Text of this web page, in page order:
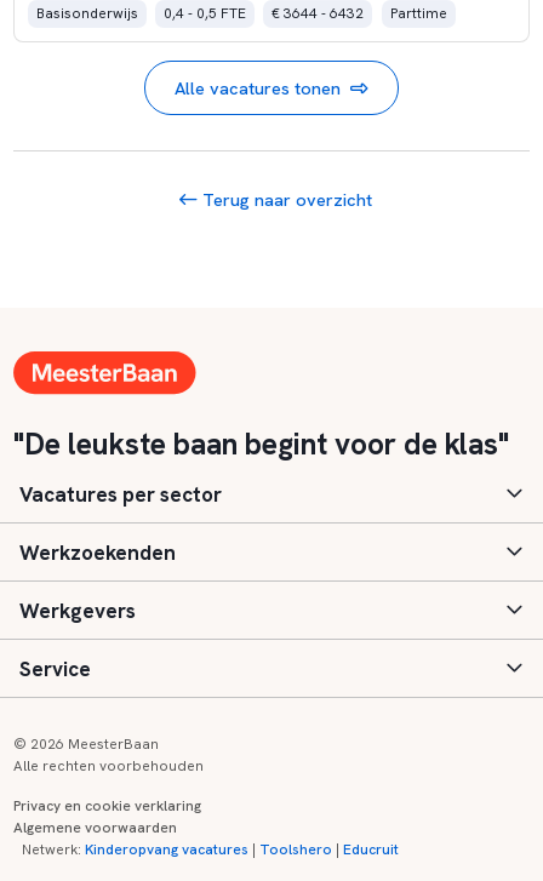
Basisonderwijs 0,4 - 0,5 FTE € 3644 - 6432 Parttime
Alle vacatures tonen
Terug naar overzicht
"De leukste baan begint voor de klas"
Vacatures per sector
Basisonderwijs
Speciaal (basis) onderwijs
Voortgezet onderwijs
Kinderopvang
Werkzoekenden
Aanmelden
Vacatures
Zij-instroom informatie
Werkgevers
Inloggen
Registreren
Service
Onderwijs links
© 2026 MeesterBaan
Alle rechten voorbehouden
Privacy en cookie verklaring
Algemene voorwaarden
Netwerk:Kinderopvang vacatures | Toolshero |Educruit